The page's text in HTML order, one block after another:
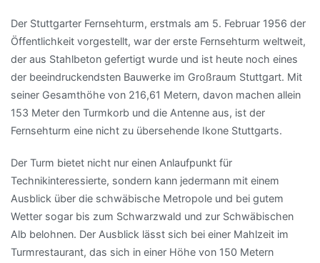
Der Stuttgarter Fernsehturm, erstmals am 5. Februar 1956 der
Öffentlichkeit vorgestellt, war der erste Fernsehturm weltweit,
der aus Stahlbeton gefertigt wurde und ist heute noch eines
der beeindruckendsten Bauwerke im Großraum Stuttgart. Mit
seiner Gesamthöhe von 216,61 Metern, davon machen allein
153 Meter den Turmkorb und die Antenne aus, ist der
Fernsehturm eine nicht zu übersehende Ikone Stuttgarts.
Der Turm bietet nicht nur einen Anlaufpunkt für
Technikinteressierte, sondern kann jedermann mit einem
Ausblick über die schwäbische Metropole und bei gutem
Wetter sogar bis zum Schwarzwald und zur Schwäbischen
Alb belohnen. Der Ausblick lässt sich bei einer Mahlzeit im
Turmrestaurant, das sich in einer Höhe von 150 Metern